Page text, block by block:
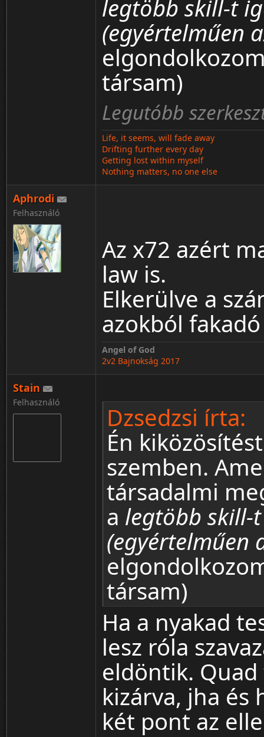
legtöbb skill-t
(egyértelműen
társam)
Legutóbb
Life, it seems, will fade away
Drifting further every day
Getting lost within myself
Nothing matters, no one else
Aphrodi
Felhasználó
Az x72 azért
law is.
Elkerülve a
azokból
Angel of God
2v2 Bajnokság 2017
Stain
Felhasználó
Dzsedzsi írta:
Én
szemben.
társadalmi
a legtöbb skill-
(egyértelműen
társam)
Ha a nyakad
lesz róla
eldöntik.
kizárva, jha és
két pont az